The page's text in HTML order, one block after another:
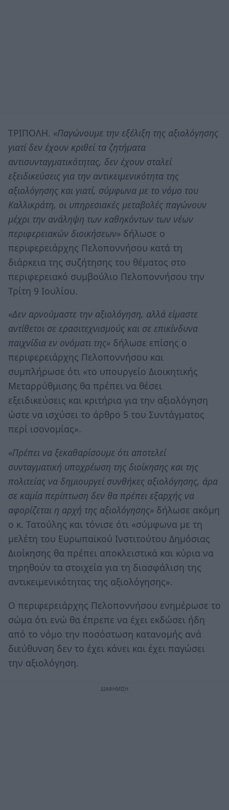
ΤΡΙΠΟΛΗ. «Παγώνουμε την εξέλιξη της αξιολόγησης
γιατί δεν έχουν κριθεί τα ζητήματα
αντισυνταγματικότητας, δεν έχουν σταλεί
εξειδικεύσεις για την αντικειμενικότητα της
αξιολόγησης και γιατί, σύμφωνα με το νόμο του
Καλλικράτη, οι υπηρεσιακές μεταβολές παγώνουν
μέχρι την ανάληψη των καθηκόντων των νέων
περιφερειακών διοικήσεων» δήλωσε ο
περιφερειάρχης Πελοποννήσου κατά τη
διάρκεια της συζήτησης του θέματος στο
περιφερειακό συμβούλιο Πελοποννήσου την
Τρίτη 9 Ιουλίου.
«Δεν αρνούμαστε την αξιολόγηση, αλλά είμαστε
αντίθετοι σε ερασιτεχνισμούς και σε επικίνδυνα
παιχνίδια εν ονόματι της» δήλωσε επίσης ο
περιφερειάρχης Πελοποννήσου και
συμπλήρωσε ότι «το υπουργείο Διοικητικής
Μεταρρύθμισης θα πρέπει να θέσει
εξειδικεύσεις και κριτήρια για την αξιολόγηση
ώστε να ισχύσει το άρθρο 5 του Συντάγματος
περί ισονομίας».
«Πρέπει να ξεκαθαρίσουμε ότι αποτελεί
συνταγματική υποχρέωση της διοίκησης και της
πολιτείας να δημιουργεί συνθήκες αξιολόγησης, άρα
σε καμία περίπτωση δεν θα πρέπει εξαρχής να
αφορίζεται η αρχή της αξιολόγησης» δήλωσε ακόμη
ο κ. Τατούλης και τόνισε ότι «σύμφωνα με τη
μελέτη του Ευρωπαϊκού Ινστιτούτου Δημόσιας
Διοίκησης θα πρέπει αποκλειστικά και κύρια να
τηρηθούν τα στοιχεία για τη διασφάλιση της
αντικειμενικότητας της αξιολόγησης».
Ο περιφερειάρχης Πελοποννήσου ενημέρωσε το
σώμα ότι ενώ θα έπρεπε να έχει εκδώσει ήδη
από το νόμο την ποσόστωση κατανομής ανά
διεύθυνση δεν το έχει κάνει και έχει παγώσει
την αξιολόγηση.